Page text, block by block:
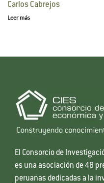
Carlos Cabrejos
Leer más
El Consorcio de
es una asociación de 48
peruanas dedicadas a la